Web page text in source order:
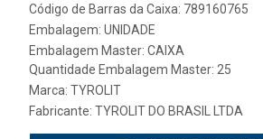
Código de Barras da Caixa: 789160765
Embalagem: UNIDADE
Embalagem Master: CAIXA
Quantidade Embalagem Master: 25
Marca: TYROLIT
Fabricante: TYROLIT DO BRASIL LTDA